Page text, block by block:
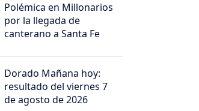
Polémica en Millonarios
por la llegada de
canterano a Santa Fe
Dorado Mañana hoy:
resultado del viernes 7
de agosto de 2026